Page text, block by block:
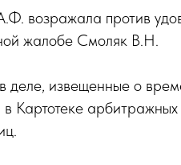
возражала против
жалобе Смоляк В.Н.
деле, извещенные о
Картотеке